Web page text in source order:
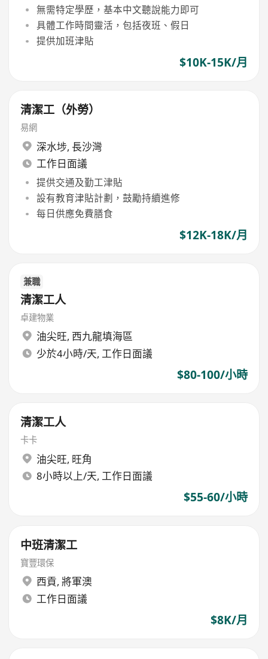
無需特定學歷，基本中文聽說能力即可
具體工作時間靈活，包括夜班、假日
提供加班津貼
$10K-15K/月
清潔工（外勞）
易網
深水埗, 長沙灣
工作日面議
提供交通及勤工津貼
設有教育津貼計劃，鼓勵持續進修
每日供應免費膳食
$12K-18K/月
兼職
清潔工人
卓建物業
油尖旺, 西九龍填海區
少於4小時/天, 工作日面議
$80-100/小時
清潔工人
卡卡
油尖旺, 旺角
8小時以上/天, 工作日面議
$55-60/小時
中班清潔工
寶豐環保
西貢, 將軍澳
工作日面議
$8K/月